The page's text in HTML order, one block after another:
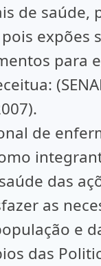
de saúde,
expões
para
de
das
as
e
das